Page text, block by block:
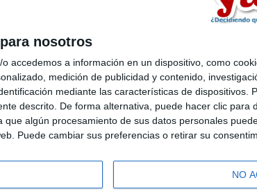
nosotros
accedemos a información en un dispositivo, como
medición de publicidad y contenido,
mediante las características de
descrito. De forma alternativa, puede hacer clic
que algún procesamiento de sus datos personales
Puede cambiar sus preferencias o retirar su
NO
Quiénes somos|
Aviso legal|Politica de privacidad|
© 2003-2026Compás Mediterráneo S.L.- Diego de